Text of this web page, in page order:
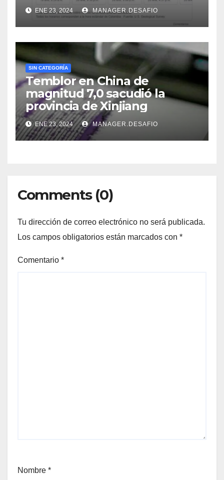
ENE 23, 2024 MANAGER.DESAFIO
SIN CATEGORÍA
Temblor en China de
magnitud 7,0 sacudió la
provincia de Xinjiang
ENE 23, 2024 MANAGER.DESAFIO
Comments (0)
Tu dirección de correo electrónico no será publicada.
Los campos obligatorios están marcados con *
Comentario *
Nombre *